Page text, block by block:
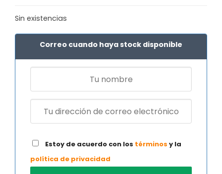
precio
original
era:
79,95 €.
es:
78,20 €.
Sin existencias
Correo cuando haya stock disponible
Estoy de acuerdo con los términos y la
política de privacidad